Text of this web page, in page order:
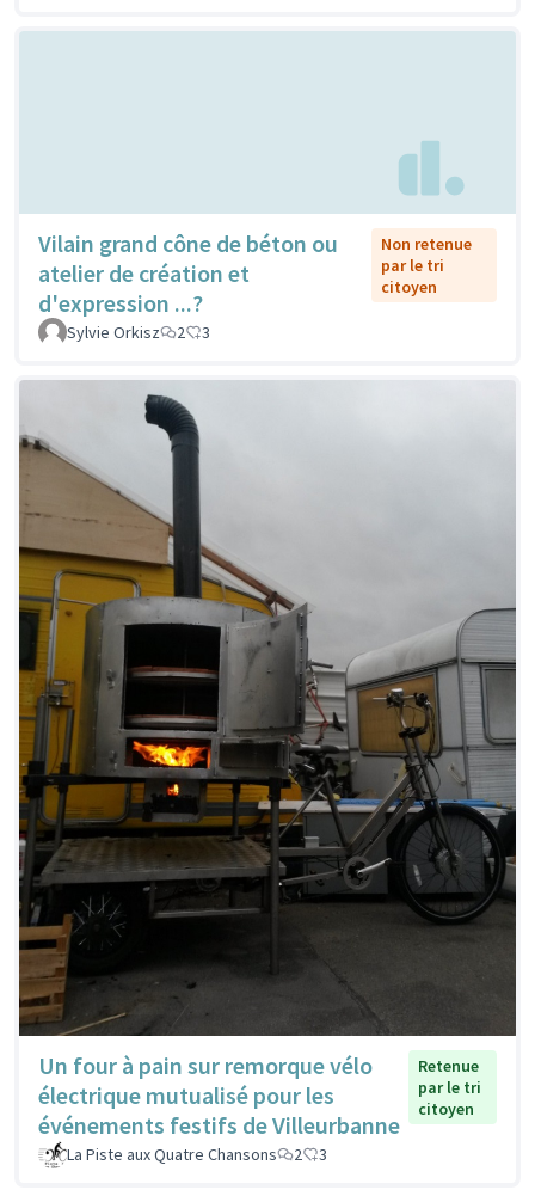
Vilain grand cône de béton ou
atelier de création et
d'expression ...?
Non retenue
par le tri
citoyen
Sylvie Orkisz 2 3
Un four à pain sur remorque vélo
électrique mutualisé pour les
événements festifs de Villeurbanne
Retenue
par le tri
citoyen
La Piste aux Quatre Chansons 2 3